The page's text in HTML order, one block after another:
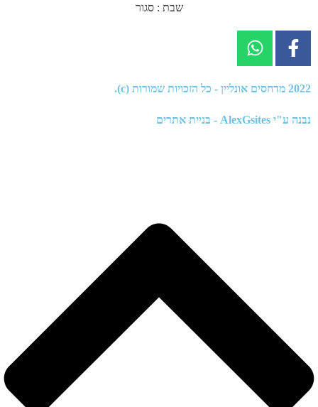
שבת : סגור
נבנה ע"י AlexGsites - בניית אתרים
2022 מדחסים אונליין - כל הזכויות שמורות (c).